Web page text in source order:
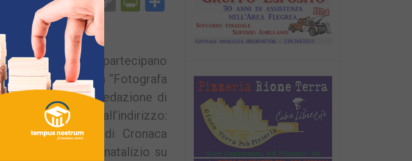
che partecipano
e denominata “Fotografa
una foto alla redazione di
via email all’indirizzo:
Facebook di Cronaca
in uno speciale natalizio su